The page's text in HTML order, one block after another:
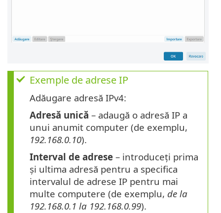
Exemple de adrese IP
Adăugare adresă IPv4:
Adresă unică – adaugă o adresă IP a
unui anumit computer (de exemplu,
192.168.0.10).
Interval de adrese – introduceți prima
și ultima adresă pentru a specifica
intervalul de adrese IP pentru mai
multe computere (de exemplu, de la
192.168.0.1 la 192.168.0.99).